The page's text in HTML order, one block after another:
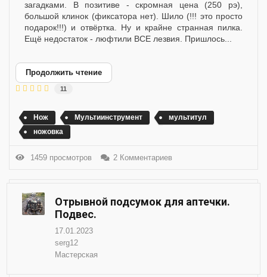
загадками. В позитиве - скромная цена (250 рэ),
большой клинок (фиксатора нет). Шило (!!! это просто
подарок!!!) и отвёртка. Ну и крайне странная пилка.
Ещё недостаток - люфтили ВСЕ лезвия. Пришлось...
Продолжить чтение
11
Нож Мультиинструмент
мультитул
ножовка
1459 просмотров 2 Комментариев
Отрывной подсумок для аптечки.
Подвес.
17.01.2023
serg12
Мастерская